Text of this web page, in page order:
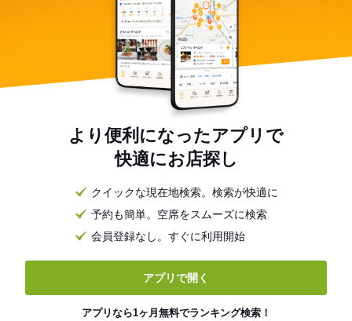
より便利になったアプリで
快適にお店探し
クイックな現在地検索。検索が快適に
予約も簡単。空席をスムーズに検索
会員登録なし。すぐに利用開始
アプリで開く
アプリなら1ヶ月無料でランキング検索！